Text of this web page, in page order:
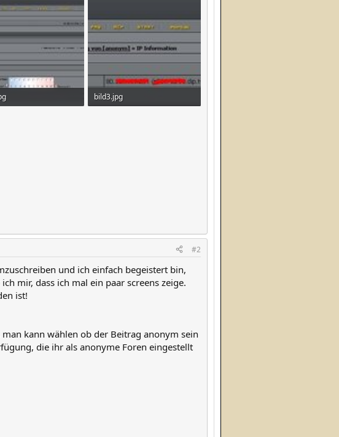
bild3.jpg
#2
und ich einfach begeistert bin,
mir, dass ich mal ein paar screens zeige.
ist!
kann wählen ob der Beitrag anonym sein
die ihr als anonyme Foren eingestellt